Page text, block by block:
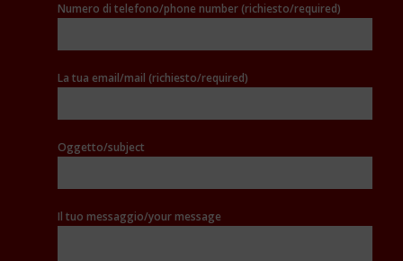
Numero di telefono/phone number (richiesto/required)
La tua email/mail (richiesto/required)
Oggetto/subject
Il tuo messaggio/your message